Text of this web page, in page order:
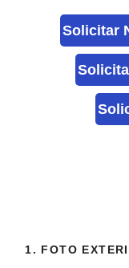
Solicitar
1. FOTO